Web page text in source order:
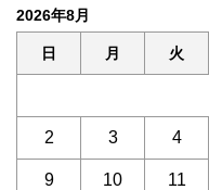
2026年8月
日 月 火
2 3 4
9 10 11